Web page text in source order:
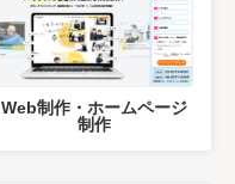
Web制作・ホームページ
制作